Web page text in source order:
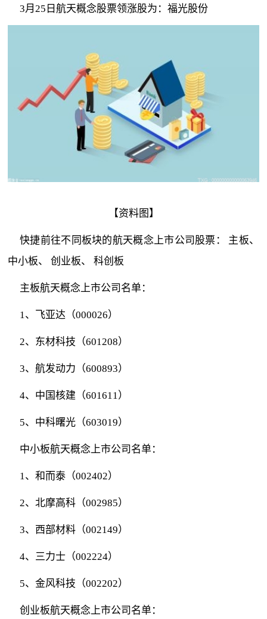
3月25日航天概念股票领涨股为：福光股份
【资料图】
快捷前往不同板块的航天概念上市公司股票： 主板、
中小板、 创业板、 科创板
主板航天概念上市公司名单：
1、飞亚达（000026）
2、东材科技（601208）
3、航发动力（600893）
4、中国核建（601611）
5、中科曙光（603019）
中小板航天概念上市公司名单：
1、和而泰（002402）
2、北摩高科（002985）
3、西部材料（002149）
4、三力士（002224）
5、金风科技（002202）
创业板航天概念上市公司名单：